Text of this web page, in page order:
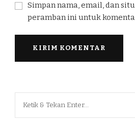
Simpan nama, email, dan
peramban ini untuk